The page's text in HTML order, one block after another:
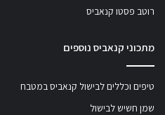
רוטב פסטו קנאביס
מתכוני קנאביס נוספים
טיפים וכללים לבישול קנאביס במטבח
שמן חשיש לבישול